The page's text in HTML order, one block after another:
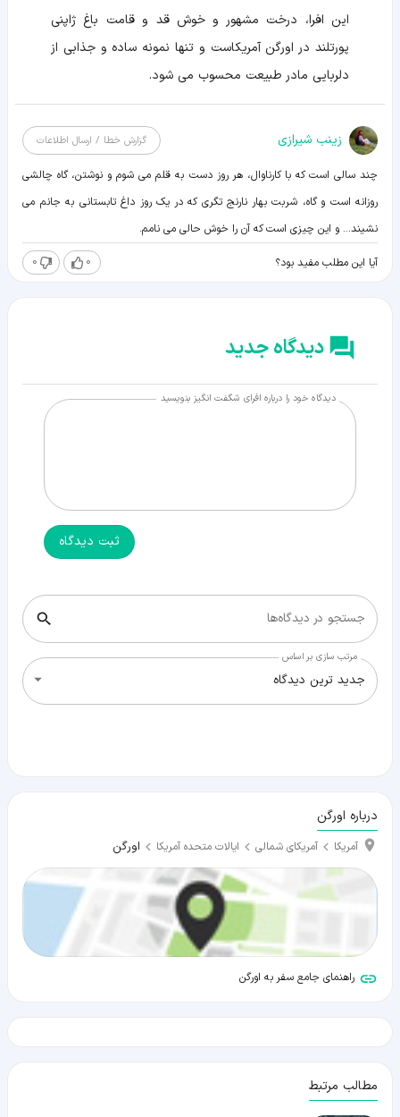
این افرا، درخت مشهور و خوش قد و قامت باغ ژاپنی
پورتلند در اورگن آمریکاست و تنها نمونه ساده و جذابی از
دلربایی مادر طبیعت محسوب می شود.
زينب شيرازی گزارش خطا / ارسال اطلاعات
چند سالی است که با کارناوال، هر روز دست به قلم می شوم و نوشتن، گاه چالشی
روزانه است و گاه، شربت بهار نارنج تگری که در یک روز داغ تابستانی به جانم می
نشیند... و این چیزی است که آن را خوش حالی می نامم.
آیا این مطلب مفید بود؟ 0
0
دیدگاه جدید
دیدگاه خود را درباره افرای شگفت انگیز بنویسید
ثبت دیدگاه
جستجو در دیدگاه‌ها
مرتب سازی بر اساس
جدید ترین دیدگاه
درباره اورگن
آمریکا آمریکای شمالی ایالات متحده آمریکا اورگن
راهنمای جامع سفر به اورگن
مطالب مرتبط